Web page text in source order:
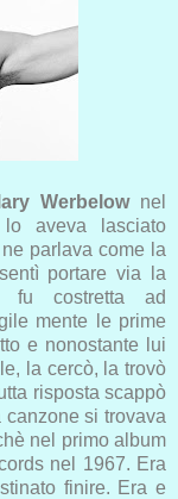
Werbelownel
aveva lasciato
parlava come la
portare via la
fu costretta ad
mente le prime
e nonostante lui
la cercò, la trovò
risposta scappò
si trovava
nel primo album
nel 1967. Era
finire. Era e